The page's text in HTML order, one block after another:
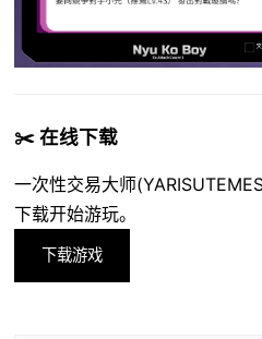
✂️ 在线下载
一次性交易大师
下载开始游玩。
下载游戏